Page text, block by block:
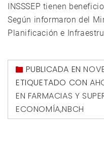
INSSSEP tienen
Según informaron del
Planificación e
PUBLICADA EN
ETIQUETADO CON
EN FARMACIAS Y
ECONOMÍA,NBCH